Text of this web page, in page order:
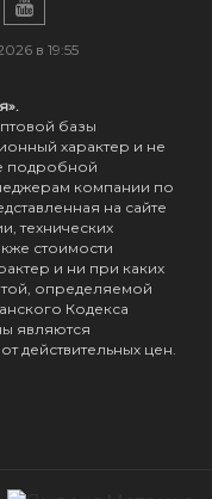
в 19:55
базы
характер и не
подробной
компании по
на сайте
технических
стоимости
и ни при каких
определяемой
Кодекса
являются
действительных цен.